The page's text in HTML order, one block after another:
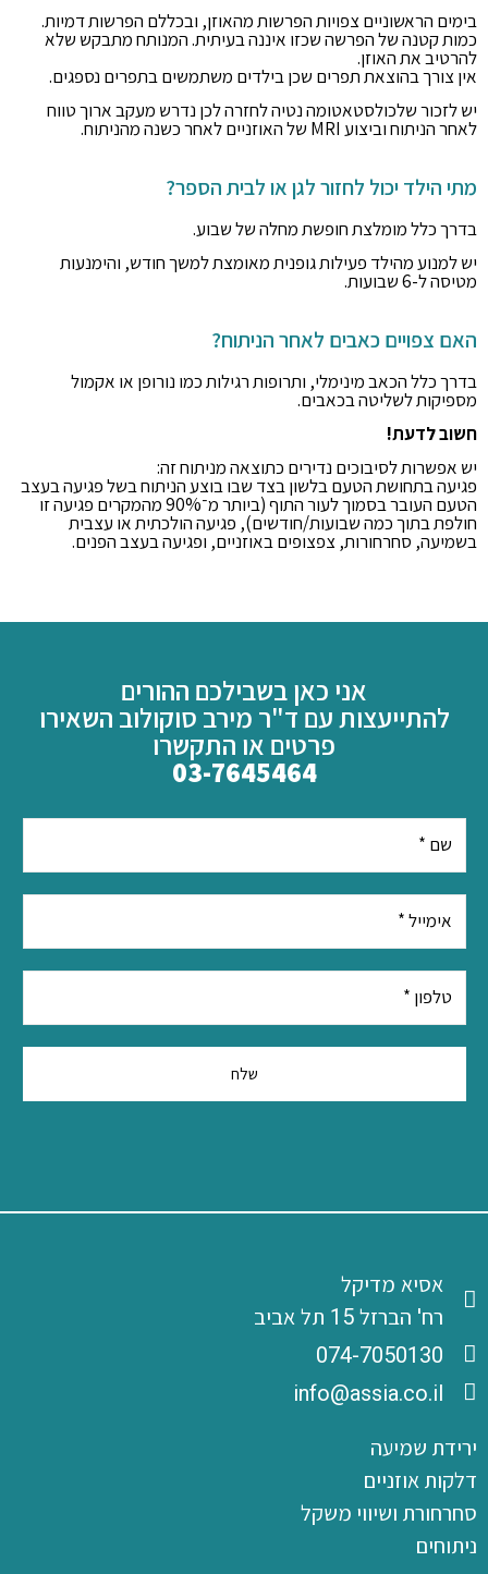
בימים הראשוניים צפויות הפרשות מהאוזן, ובכללם הפרשות דמיות.
כמות קטנה של הפרשה שכזו איננה בעיתית. המנותח מתבקש שלא
להרטיב את האוזן.
אין צורך בהוצאת תפרים שכן בילדים משתמשים בתפרים נספגים.
יש לזכור שלכולסטאטומה נטיה לחזרה לכן נדרש מעקב ארוך טווח
לאחר הניתוח וביצוע MRI של האוזניים לאחר כשנה מהניתוח.
מתי הילד יכול לחזור לגן או לבית הספר?
בדרך כלל מומלצת חופשת מחלה של שבוע.
יש למנוע מהילד פעילות גופנית מאומצת למשך חודש, והימנעות
מטיסה ל-6 שבועות.
האם צפויים כאבים לאחר הניתוח?
בדרך כלל הכאב מינימלי, ותרופות רגילות כמו נורופן או אקמול
מספיקות לשליטה בכאבים.
חשוב לדעת!
יש אפשרות לסיבוכים נדירים כתוצאה מניתוח זה:
פגיעה בתחושת הטעם בלשון בצד שבו בוצע הניתוח בשל פגיעה בעצב
הטעם העובר בסמוך לעור התוף (ביותר מ־90% מהמקרים פגיעה זו
חולפת בתוך כמה שבועות/חודשים), פגיעה הולכתית או עצבית
בשמיעה, סחרחורות, צפצופים באוזניים, ופגיעה בעצב הפנים.
אני כאן בשבילכם ההורים
להתייעצות עם ד"ר מירב סוקולוב השאירו
פרטים או התקשרו
03-7645464
אסיא מדיקל
רח' הברזל 15 תל אביב
‭074-7050130
info@assia.co.il
ירידת שמיעה
דלקות אוזניים
סחרחורת ושיווי משקל
ניתוחים